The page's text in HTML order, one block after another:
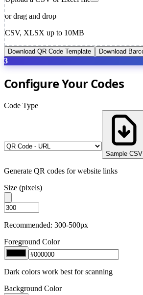
or drag and drop
CSV, XLSX up to 10MB
Download QR Code Template Download
3
Configure Your Codes
Code Type
Sample CSV
Generate QR codes for website links
Size (pixels)
Recommended: 300-500px
Foreground Color
Dark colors work best for scanning
Background Color